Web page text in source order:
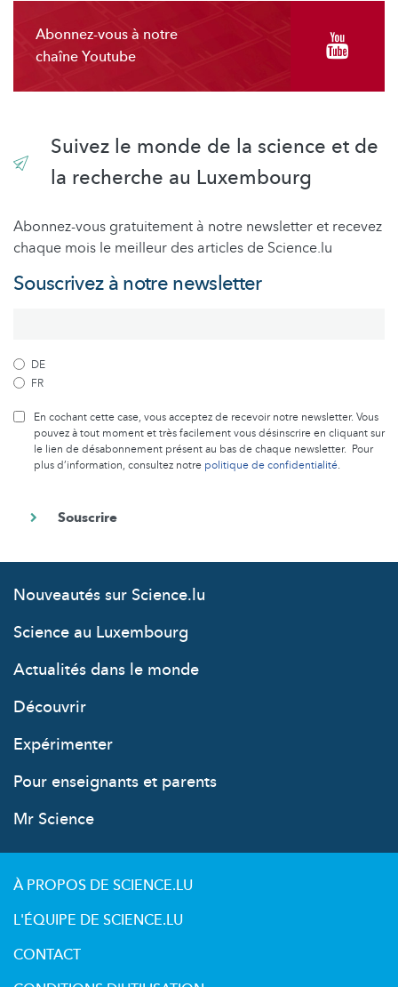
Abonnez-vous à notre
chaîne Youtube
Suivez le monde de la science et de
la recherche au Luxembourg
Abonnez-vous gratuitement à notre newsletter et recevez
chaque mois le meilleur des articles de Science.lu
Souscrivez à notre newsletter
DE
FR
En cochant cette case, vous acceptez de recevoir notre newsletter. Vous
pouvez à tout moment et très facilement vous désinscrire en cliquant sur
le lien de désabonnement présent au bas de chaque newsletter. Pour
plus d’information, consultez notre politique de confidentialité.
Nouveautés sur Science.lu
Science au Luxembourg
Actualités dans le monde
Découvrir
Expérimenter
Pour enseignants et parents
Mr Science
À PROPOS DE SCIENCE.LU
L'ÉQUIPE DE SCIENCE.LU
CONTACT